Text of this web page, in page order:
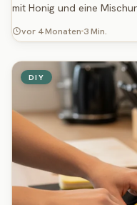
mit Honig und eine
vor 4 Monaten 3 Min.
DIY